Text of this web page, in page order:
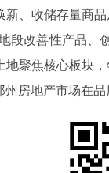
新、收储存量商
段改善性产品、
地聚焦核心板块
房地产市场在